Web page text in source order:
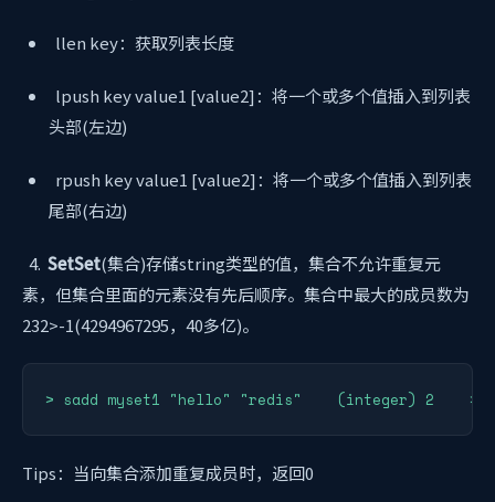
llen key：获取列表长度
lpush key value1 [value2]：将一个或多个值插入到列表
头部(左边)
rpush key value1 [value2]：将一个或多个值插入到列表
尾部(右边)
4. SetSet(集合)存储string类型的值，集合不允许重复元
素，但集合里面的元素没有先后顺序。集合中最大的成员数为
232>-1(4294967295，40多亿)。
> sadd myset1 "hello" "redis"    (integer) 2    >
Tips：当向集合添加重复成员时，返回0